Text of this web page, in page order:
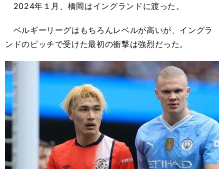
2024年１月、橋岡はイングランドに渡った。
ベルギーリーグはもちろんレベルが高いが、イングラ
ンドのピッチで受けた最初の衝撃は強烈だった。